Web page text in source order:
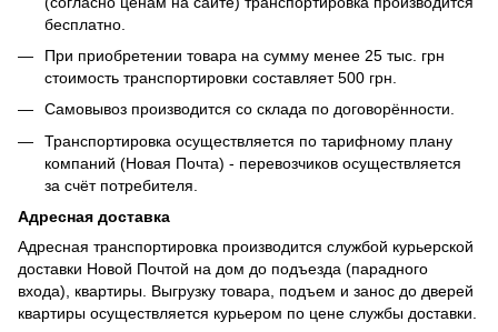
бесплатно.
При приобретении товара на сумму менее 25 тыс. грн
стоимость транспортировки составляет 500 грн.
Самовывоз производится со склада по договорённости.
Транспортировка осуществляется по тарифному плану
компаний (Новая Почта) - перевозчиков осуществляется
за счёт потребителя.
Адресная доставка
Адресная транспортировка производится службой курьерской
доставки Новой Почтой на дом до подъезда (парадного
входа), квартиры. Выгрузку товара, подъем и занос до дверей
квартиры осуществляется курьером по цене службы доставки.